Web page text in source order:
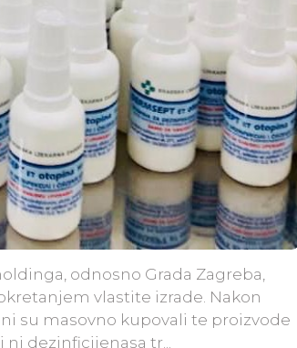
odnosno Grada Zagreba,
vlastite izrade. Nakon
su masovno kupovali te proizvode
dezinficijenasa tr...